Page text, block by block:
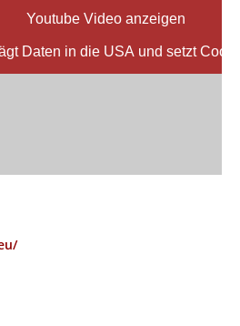
Youtube Video anzeigen
Daten in die USA und setzt